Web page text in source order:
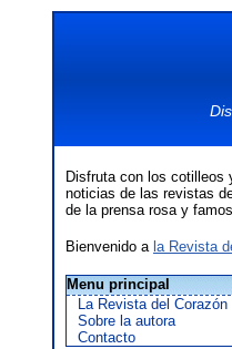
Disfruta con los cotilleos
noticias de las revistas
de la prensa rosa y
Bienvenido a la Revista
Menu principal
La Revista del Corazón
Sobre la autora
Contacto